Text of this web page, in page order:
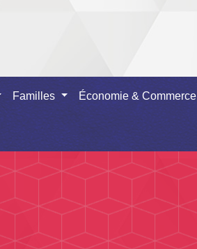
Familles Économie & Commerce